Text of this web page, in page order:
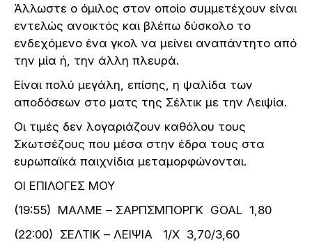
Άλλωστε ο όμιλος στον οποίο συμμετέχουν είναι
εντελώς ανοικτός και βλέπω δύσκολο το
ενδεχόμενο ένα γκολ να μείνει αναπάντητο από
την μία ή, την άλλη πλευρά.
Είναι πολύ μεγάλη, επίσης, η ψαλίδα των
αποδόσεων στο ματς της Σέλτικ με την Λειψία.
Οι τιμές δεν λογαριάζουν καθόλου τους
Σκωτσέζους που μέσα στην έδρα τους στα
ευρωπαϊκά παιχνίδια μεταμορφώνονται.
ΟΙ ΕΠΙΛΟΓΕΣ ΜΟΥ
(19:55) ΜΑΛΜΕ – ΣΑΡΠΣΜΠΟΡΓΚ GOAL 1,80
(22:00) ΣΕΛΤΙΚ – ΛΕΙΨΙΑ 1/Χ 3,70/3,60